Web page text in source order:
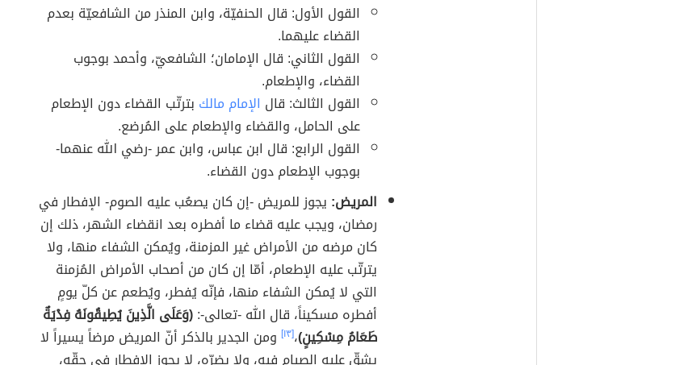
القول الأول: قال الحنفيّة، وابن المنذر من الشافعيّة بعدم
القضاء عليهما.
القول الثاني: قال الإمامان؛ الشافعيّ، وأحمد بوجوب
القضاء، والإطعام.
القول الثالث: قال الإمام مالك بترتّب القضاء دون الإطعام
على الحامل، والقضاء والإطعام على المُرضع.
القول الرابع: قال ابن عباس، وابن عمر -رضي الله عنهما-
بوجوب الإطعام دون القضاء.
المريض: يجوز للمريض -إن كان يصعُب عليه الصوم- الإفطار في
رمضان، ويجب عليه قضاء ما أفطره بعد انقضاء الشهر، ذلك إن
كان مرضه من الأمراض غير المزمنة، ويُمكن الشفاء منها، ولا
يترتّب عليه الإطعام، أمّا إن كان من أصحاب الأمراض المُزمنة
التي لا يُمكن الشفاء منها، فإنّه يُفطر، ويُطعم عن كلّ يومٍ
أفطره مسكيناً، قال الله -تعالى-:(وَعَلَى الَّذِينَ يُطِيقُونَهُ فِدْيَةٌ
طَعَامُ مِسْكِينٍ)،[١٣]
ومن الجدير بالذكر أنّ المريض مرضاً يسيراً لا
يشقّ عليه الصيام فيه، ولا يضرّه، لا يجوز الإفطار في حقّه،